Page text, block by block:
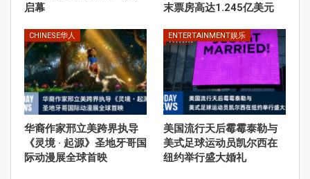
启幕
末票房高达1.245亿美元
CHINESE华人
华裔作家邢立美跨界执导
《灵境 · 起源》圣地牙哥国
际动漫展全球首映
ENTERTAINMENT娱乐
美国流行天后霉霉泰勒与
美式足球运动员凯尔西在
纽约举行盛大婚礼